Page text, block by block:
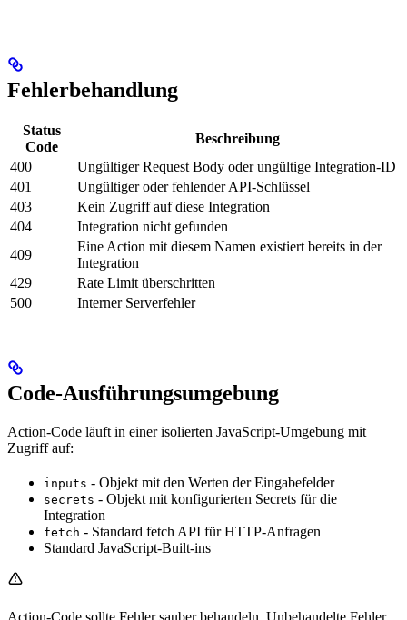
Fehlerbehandlung
Status
Code
Beschreibung
400
Ungültiger Request Body oder ungültige Integration-ID
401
Ungültiger oder fehlender API-Schlüssel
403
Kein Zugriff auf diese Integration
404
Integration nicht gefunden
409
Eine Action mit diesem Namen existiert bereits in der
Integration
429
Rate Limit überschritten
500
Interner Serverfehler
Code-Ausführungsumgebung
Action-Code läuft in einer isolierten JavaScript-Umgebung mit
Zugriff auf:
inputs - Objekt mit den Werten der Eingabefelder
secrets - Objekt mit konfigurierten Secrets für die
Integration
fetch - Standard fetch API für HTTP-Anfragen
Standard JavaScript-Built-ins